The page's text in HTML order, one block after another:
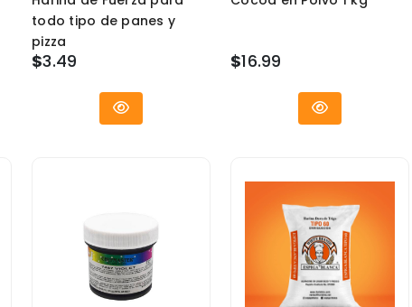
todo tipo de panes y
pizza
$3.49 $16.99